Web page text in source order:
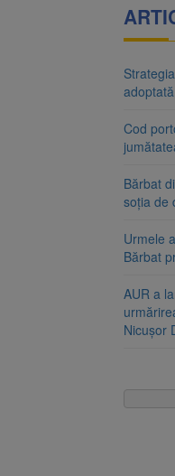
Cod
Bărbat
soția de
Urmele
Bărbat
AUR a
Nicușor